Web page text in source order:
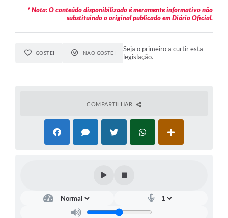
* Nota: O conteúdo disponibilizado é meramente informativo não
substituindo o original publicado em Diário Oficial.
GOSTEI NÃO GOSTEI
Seja o primeiro a curtir esta
legislação.
COMPARTILHAR